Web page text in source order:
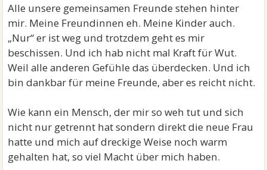
Alle unsere gemeinsamen Freunde stehen hinter
mir. Meine Freundinnen eh. Meine Kinder auch.
„Nur“ er ist weg und trotzdem geht es mir
beschissen. Und ich hab nicht mal Kraft für Wut.
Weil alle anderen Gefühle das überdecken. Und ich
bin dankbar für meine Freunde, aber es reicht nicht.
Wie kann ein Mensch, der mir so weh tut und sich
nicht nur getrennt hat sondern direkt die neue Frau
hatte und mich auf dreckige Weise noch warm
gehalten hat, so viel Macht über mich haben.